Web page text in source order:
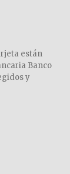
están
Banco
y